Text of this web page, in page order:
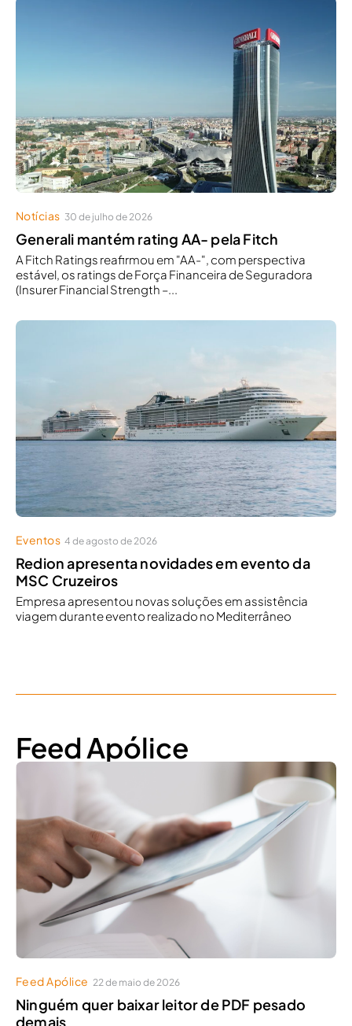
Notícias 30 de julho de 2026
Generali mantém rating AA- pela Fitch
A Fitch Ratings reafirmou em "AA-", com perspectiva
estável, os ratings de Força Financeira de Seguradora
(Insurer Financial Strength –...
Eventos 4 de agosto de 2026
Redion apresenta novidades em evento da
MSC Cruzeiros
Empresa apresentou novas soluções em assistência
viagem durante evento realizado no Mediterrâneo
Feed Apólice
Feed Apólice 22 de maio de 2026
Ninguém quer baixar leitor de PDF pesado
demais